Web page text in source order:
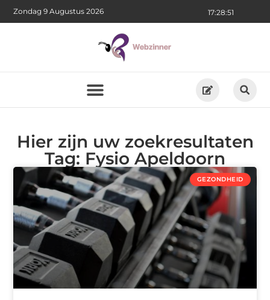
17:28:52
Zondag 9 Augustus 2026
Hier zijn uw zoekresultaten
Tag: Fysio Apeldoorn
GEZONDHEID